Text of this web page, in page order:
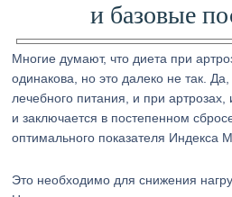
и базовые
Многие думают, что диета при
одинакова, но это далеко не так.
лечебного питания, и при артрозах,
и заключается в постепенном
оптимального показателя Индекса
Это необходимо для снижения